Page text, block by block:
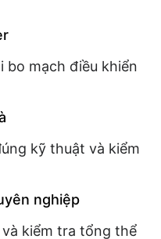
bo mạch điều khiển
kỹ thuật và kiểm
nghiệp
kiểm tra tổng thể